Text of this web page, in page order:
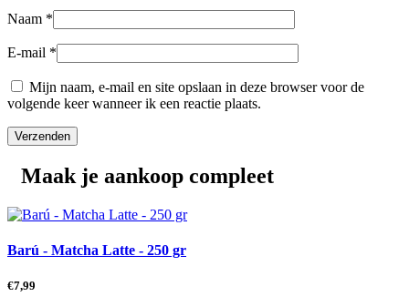
Naam *
E-mail *
Mijn naam, e-mail en site opslaan in deze browser voor de
volgende keer wanneer ik een reactie plaats.
Maak je aankoop compleet
Barú - Matcha Latte - 250 gr
€7,99